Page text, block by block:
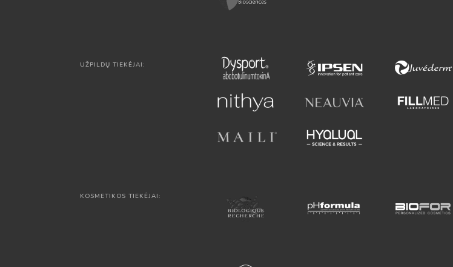
UŽPILDŲ TIEKĖJAI:
KOSMETIKOS TIEKĖJAI: